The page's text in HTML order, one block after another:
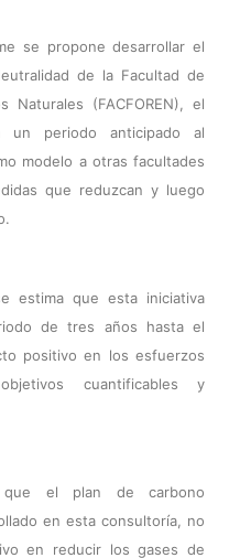
se propone desarrollar el
de la Facultad de
Naturales (FACFOREN), el
un periodo anticipado al
modelo a otras facultades
que reduzcan y luego
estima que esta iniciativa
de tres años hasta el
positivo en los esfuerzos
cuantificables y
que el plan de carbono
en esta consultoría, no
en reducir los gases de